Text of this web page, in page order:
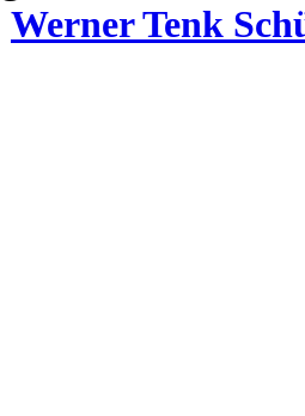
Werner Tenk